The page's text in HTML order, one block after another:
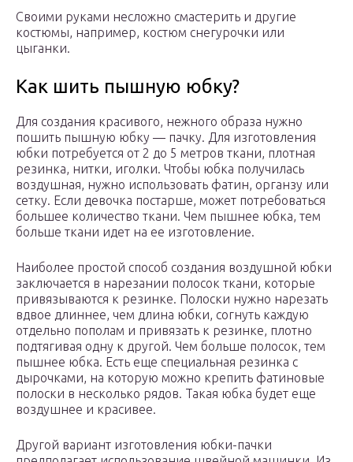
Своими руками несложно смастерить и другие
костюмы, например, костюм снегурочки или
цыганки.
Как шить пышную юбку?
Для создания красивого, нежного образа нужно
пошить пышную юбку — пачку. Для изготовления
юбки потребуется от 2 до 5 метров ткани, плотная
резинка, нитки, иголки. Чтобы юбка получилась
воздушная, нужно использовать фатин, органзу или
сетку. Если девочка постарше, может потребоваться
большее количество ткани. Чем пышнее юбка, тем
больше ткани идет на ее изготовление.
Наиболее простой способ создания воздушной юбки
заключается в нарезании полосок ткани, которые
привязываются к резинке. Полоски нужно нарезать
вдвое длиннее, чем длина юбки, согнуть каждую
отдельно пополам и привязать к резинке, плотно
подтягивая одну к другой. Чем больше полосок, тем
пышнее юбка. Есть еще специальная резинка с
дырочками, на которую можно крепить фатиновые
полоски в несколько рядов. Такая юбка будет еще
воздушнее и красивее.
Другой вариант изготовления юбки-пачки